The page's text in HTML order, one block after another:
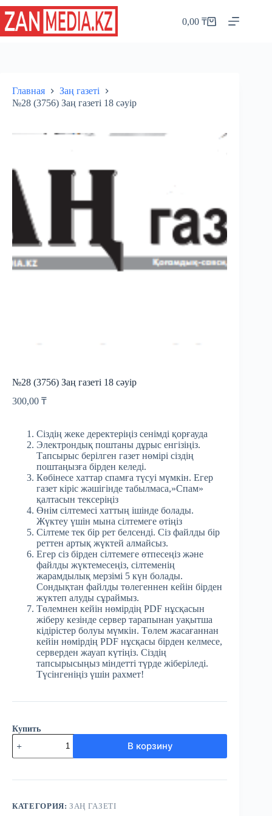
Перейти
сути
Корзина
0,00₸
Главная
Заң газеті
№28 (3756) Заң газеті 18 сәуір
№28 (3756) Заң газеті 18 сәуір
300,00 ₸
Сіздің жеке деректеріңіз сенімді қорғауда
Электрондық поштаны дұрыс енгізіңіз.
Тапсырыс берілген газет нөмірі сіздің
поштаңызға бірден келеді.
Көбінесе хаттар спамға түсуі мүмкін. Егер
газет кіріс жәшігінде табылмаса,»Спам»
қалтасын тексеріңіз
Өнім сілтемесі хаттың ішінде болады.
Жүктеу үшін мына сілтемеге өтіңіз
Сілтеме тек бір рет белсенді. Сіз файлды бір
реттен артық жүктей алмайсыз.
Егер сіз бірден сілтемеге өтпесеңіз және
файлды жүктемесеңіз, сілтеменің
жарамдылық мерзімі 5 күн болады.
Сондықтан файлды төлегеннен кейін бірден
жүктеп алуды сұраймыз.
Төлемнен кейін нөмірдің PDF нұсқасын
жіберу кезінде сервер тарапынан уақытша
кідірістер болуы мүмкін. Төлем жасағаннан
кейін нөмірдің PDF нұсқасы бірден келмесе,
серверден жауап күтіңіз. Сіздің
тапсырысыңыз міндетті түрде жіберіледі.
Түсінгеніңіз үшін рахмет!
Купить
Количество
товара
№28
Заң
сәуір
В корзину
КАТЕГОРИЯ:ЗАҢ ГАЗЕТІ